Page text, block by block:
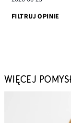
FILTRUJ OPINIE
WIĘCEJ